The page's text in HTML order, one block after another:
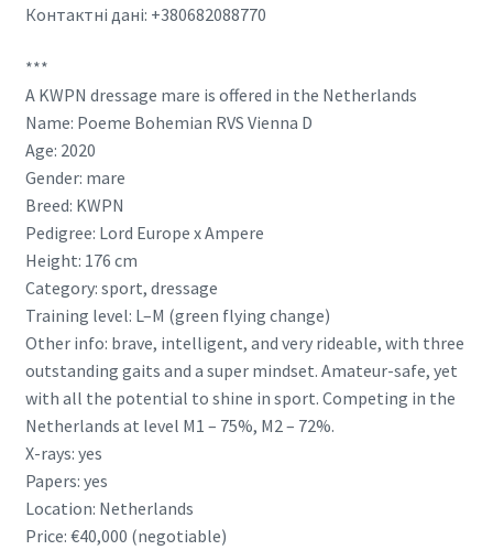
Контактні дані: +380682088770
***
A KWPN dressage mare is offered in the Netherlands
Name: Poeme Bohemian RVS Vienna D
Age: 2020
Gender: mare
Breed: KWPN
Pedigree: Lord Europe x Ampere
Height: 176 cm
Category: sport, dressage
Training level: L–M (green flying change)
Other info: brave, intelligent, and very rideable, with three
outstanding gaits and a super mindset. Amateur-safe, yet
with all the potential to shine in sport. Competing in the
Netherlands at level M1 – 75%, M2 – 72%.
X-rays: yes
Papers: yes
Location: Netherlands
Price: €40,000 (negotiable)